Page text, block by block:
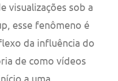
visualizações sob a
esse fenômeno é
da influência do
de como vídeos
a uma